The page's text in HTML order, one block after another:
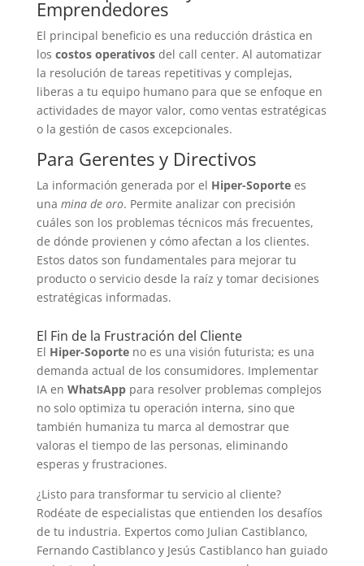
Emprendedores
El principal beneficio es una reducción drástica en
los costos operativosdel call center. Al automatizar
la resolución de tareas repetitivas y complejas,
liberas a tu equipo humano para que se enfoque en
actividades de mayor valor, como ventas estratégicas
o la gestión de casos excepcionales.
Para Gerentes y Directivos
La información generada por el Hiper-Soportees
una mina de oro. Permite analizar con precisión
cuáles son los problemas técnicos más frecuentes,
de dónde provienen y cómo afectan a los clientes.
Estos datos son fundamentales para mejorar tu
producto o servicio desde la raíz y tomar decisiones
estratégicas informadas.
El Fin de la Frustración del Cliente
El Hiper-Soporteno es una visión futurista; es una
demanda actual de los consumidores. Implementar
IA en WhatsApppara resolver problemas complejos
no solo optimiza tu operación interna, sino que
también humaniza tu marca al demostrar que
valoras el tiempo de las personas, eliminando
esperas y frustraciones.
¿Listo para transformar tu servicio al cliente?
Rodéate de especialistas que entienden los desafíos
de tu industria. Expertos como Julian Castiblanco,
Fernando Castiblanco y Jesús Castiblanco han guiado